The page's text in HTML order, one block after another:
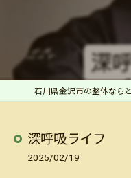
深呼吸ライフ
2025/02/19